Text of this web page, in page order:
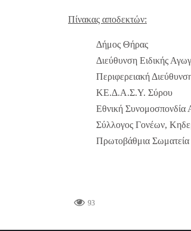
Πίνακας αποδεκτών:
Δήμος Θήρας
Διεύθυνση Ειδικής
Περιφερειακή
ΚΕ.Δ.Α.Σ.Υ. Σύρου
Εθνική
Σύλλογος Γονέων,
Πρωτοβάθμια
93